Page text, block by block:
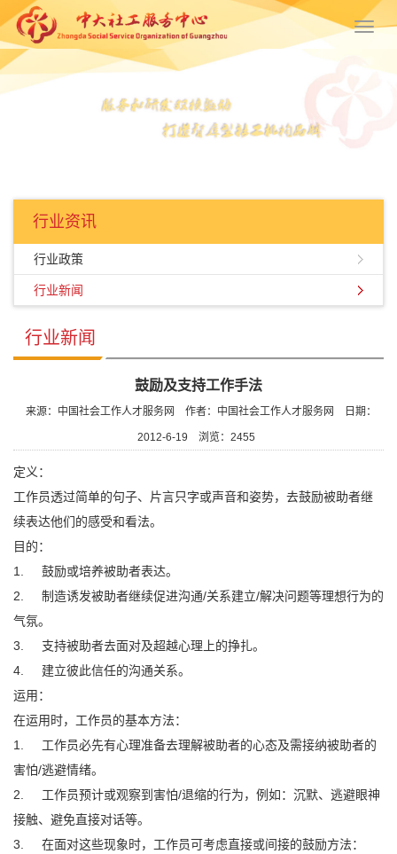
行业资讯
行业政策
行业新闻
行业新闻
鼓励及支持工作手法
来源：中国社会工作人才服务网 作者：中国社会工作人才服务网 日期：
2012-6-19 浏览： 2455
定义：
工作员透过简单的句子、片言只字或声音和姿势，去鼓励被助者继
续表达他们的感受和看法。
目的：
1. 鼓励或培养被助者表达。
2. 制造诱发被助者继续促进沟通/关系建立/解决问题等理想行为的
气氛。
3. 支持被助者去面对及超越心理上的挣扎。
4. 建立彼此信任的沟通关系。
运用：
在运用时，工作员的基本方法：
1. 工作员必先有心理准备去理解被助者的心态及需接纳被助者的
害怕/逃避情绪。
2. 工作员预计或观察到害怕/退缩的行为，例如：沉默、逃避眼神
接触、避免直接对话等。
3. 在面对这些现象时，工作员可考虑直接或间接的鼓励方法：